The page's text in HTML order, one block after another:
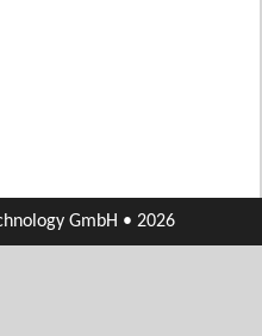
GmbH • 2026